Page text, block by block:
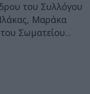
του Συλλόγου
Μαράκα
Σωματείου...